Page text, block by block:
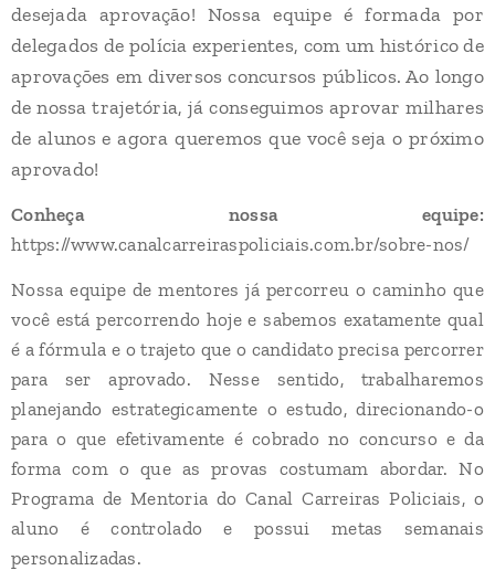
desejada aprovação! Nossa equipe é formada por
delegados de polícia experientes, com um histórico de
aprovações em diversos concursos públicos. Ao longo
de nossa trajetória, já conseguimos aprovar milhares
de alunos e agora queremos que você seja o próximo
aprovado!
Conheça nossa equipe:
https://www.canalcarreiraspoliciais.com.br/sobre-nos/
Nossa equipe de mentores já percorreu o caminho que
você está percorrendo hoje e sabemos exatamente qual
é a fórmula e o trajeto que o candidato precisa percorrer
para ser aprovado. Nesse sentido, trabalharemos
planejando estrategicamente o estudo, direcionando-o
para o que efetivamente é cobrado no concurso e da
forma com o que as provas costumam abordar. No
Programa de Mentoria do Canal Carreiras Policiais, o
aluno é controlado e possui metas semanais
personalizadas.